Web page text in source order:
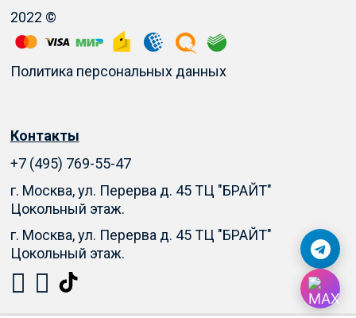
2022 ©
Политика персональных данных
Контакты
+7 (495) 769-55-47
г. Москва, ул. Перерва д. 45 ТЦ "БРАЙТ"
Цокольный этаж.
г. Москва, ул. Перерва д. 45 ТЦ "БРАЙТ"
Цокольный этаж.